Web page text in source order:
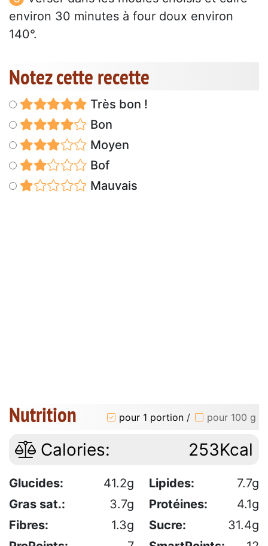
environ 30 minutes à four doux environ
140°.
Notez cette recette
Très bon !
Bon
Moyen
Bof
Mauvais
Nutrition pour 1 portion / pour 100 g
Calories: 253Kcal
Glucides: 41.2g Lipides:
7.7g
Gras sat.:
3.7g Protéines:
4.1g
Fibres:
1.3g Sucre:
31.4g